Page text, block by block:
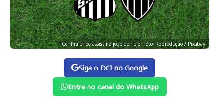
Confira onde assistir o jogo de hoje. Foto: Reprodução / Pixabay
Siga o DCI no Google
Entre no canal do WhatsApp